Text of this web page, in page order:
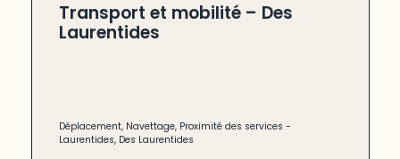
Transport et mobilité – Des
Laurentides
Déplacement, Navettage, Proximité des services -
Laurentides, Des Laurentides